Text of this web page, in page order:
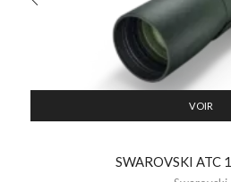
VOIR
SWAROVSKI ATC